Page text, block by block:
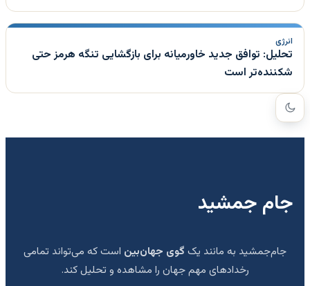
انرژی
تحلیل: توافق جدید خاورمیانه برای بازگشایی تنگه هرمز حتی
شکننده‌تر است
جام جمشید
جام‌جمشید به مانند یک گوی جهان‌بین است که می‌تواند تمامی
رخدادهای مهم جهان را مشاهده و تحلیل کند.